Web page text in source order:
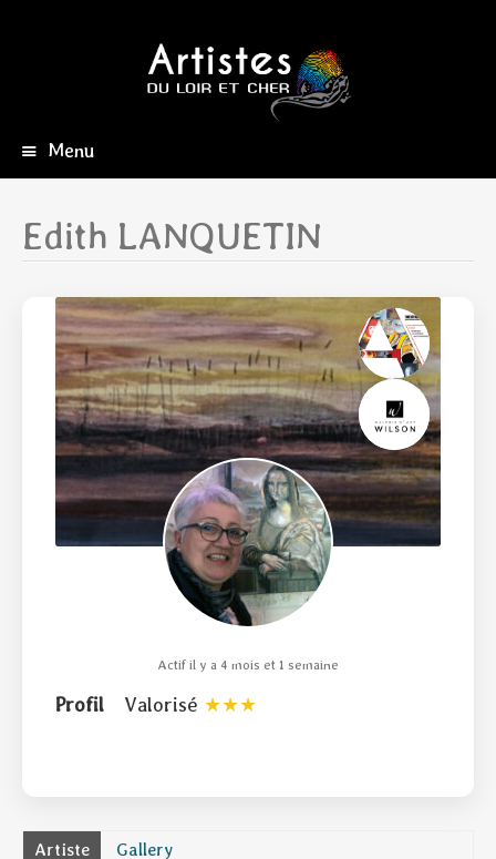
Menu
principal
Edith LANQUETIN
Actif il y a 4 mois et 1 semaine
Profil Valorisé
Artiste Gallery